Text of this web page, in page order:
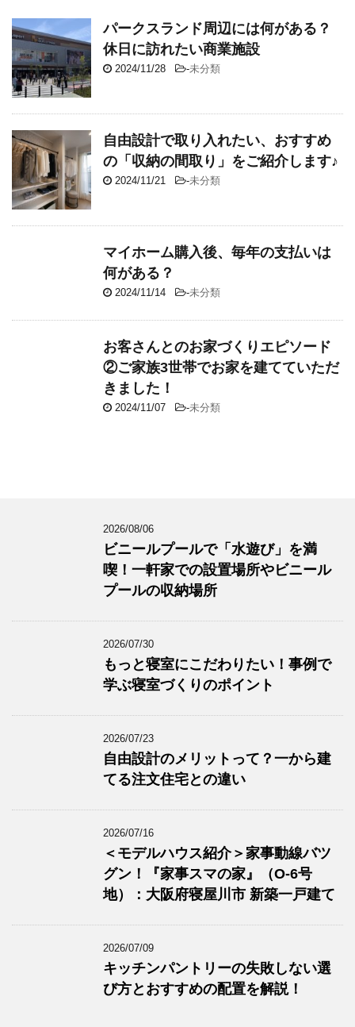
パークスランド周辺には何がある？
休日に訪れたい商業施設
2024/11/28 -未分類
自由設計で取り入れたい、おすすめ
の「収納の間取り」をご紹介します♪
2024/11/21 -未分類
マイホーム購入後、毎年の支払いは
何がある？
2024/11/14 -未分類
お客さんとのお家づくりエピソード
②ご家族3世帯でお家を建てていただ
きました！
2024/11/07 -未分類
2026/08/06
ビニールプールで「水遊び」を満
喫！一軒家での設置場所やビニール
プールの収納場所
2026/07/30
もっと寝室にこだわりたい！事例で
学ぶ寝室づくりのポイント
2026/07/23
自由設計のメリットって？一から建
てる注文住宅との違い
2026/07/16
＜モデルハウス紹介＞家事動線バツ
グン！『家事スマの家』（O-6号
地）：大阪府寝屋川市 新築一戸建て
2026/07/09
キッチンパントリーの失敗しない選
び方とおすすめの配置を解説！